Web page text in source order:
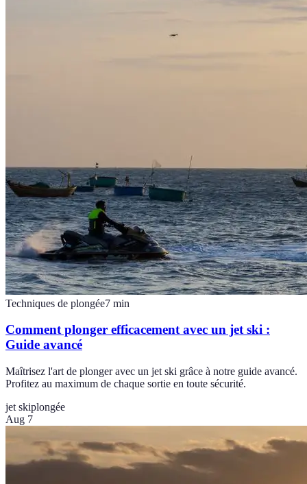
Techniques de plongée7 min
Comment plonger efficacement avec un jet ski :
Guide avancé
Maîtrisez l'art de plonger avec un jet ski grâce à notre guide avancé.
Profitez au maximum de chaque sortie en toute sécurité.
jet skiplongée
Aug 7